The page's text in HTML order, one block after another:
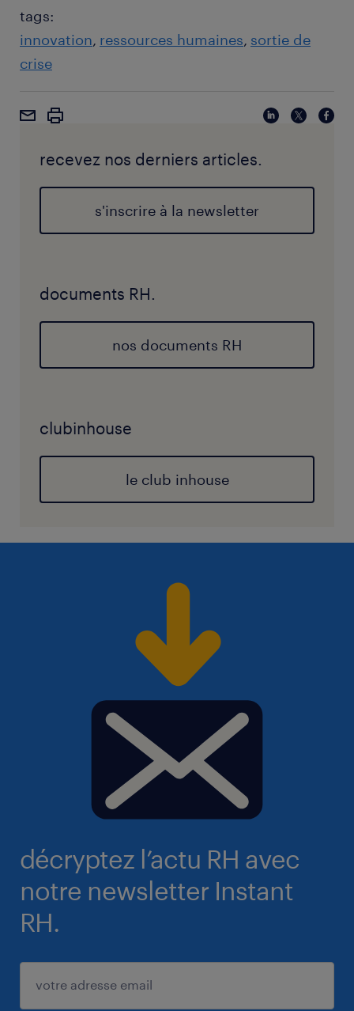
tags:
innovation ressources humaines sortie de
crise
recevez nos derniers articles.
s'inscrire à la newsletter
documents RH.
nos documents RH
clubinhouse
le club inhouse
décryptez l’actu RH avec
notre newsletter Instant
RH.